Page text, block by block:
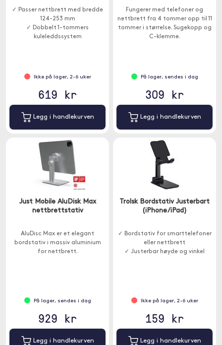
✓ Passer nettbrett med bredde
124-253 mm
✓ Dobbelt 1-tommers
kuleleddssystem
Ikke på lager, 2-6 uker
619 kr
Legg i handlekurven
Fungerer med telefoner og
nettbrett fra 4 tommer opp til 11
tommer i størrelse. Sugekopp og
C-klemme.
På lager, sendes i dag
309 kr
Legg i handlekurven
Just Mobile AluDisk Max
nettbrettstativ
AluDisc Max er et elegant
bordstativ i massiv aluminium
for nettbrett.
På lager, sendes i dag
929 kr
Legg i handlekurven
Trolsk Bordstativ Justerbart
(iPhone/iPad)
✓ Bordstativ for smarttelefoner
eller nettbrett
✓ Justerbar høyde og vinkel
Ikke på lager, 2-6 uker
159 kr
Legg i handlekurven